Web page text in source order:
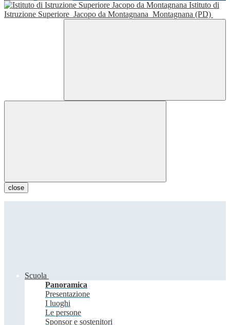
Istituto di
Istruzione Superiore Jacopo da Montagnana Montagnana (PD)
close
Scuola
Panoramica
Presentazione
I luoghi
Le persone
Sponsor e sostenitori